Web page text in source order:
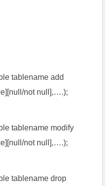
tablename add
not null],….);
tablename modify
not null],….);
tablename drop